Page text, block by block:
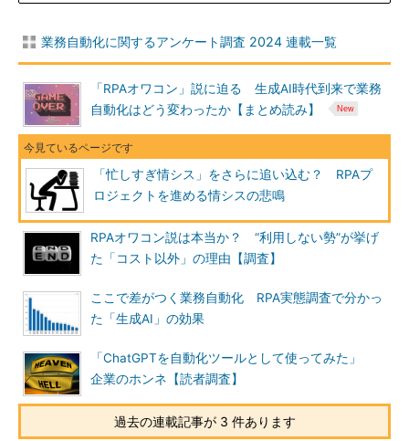
業務自動化に関するアンケート調査 2024 連載一覧
「RPAオワコン」説に迫る 生成AI時代到来で業務
自動化はどう変わったか【まとめ読み】
「忙しすぎ情シス」をさらに追い込む？ RPAプ
ロジェクトを進める情シスの悲鳴
RPAオワコン説は本当か？ “利用しない勢”が挙げ
た「コスト以外」の理由【調査】
ここで差がつく業務自動化 RPA実態調査で分かっ
た「生成AI」の効果
「ChatGPTを自動化ツールとして使ってみた」
企業のホンネ【読者調査】
過去の連載記事が 3 件あります